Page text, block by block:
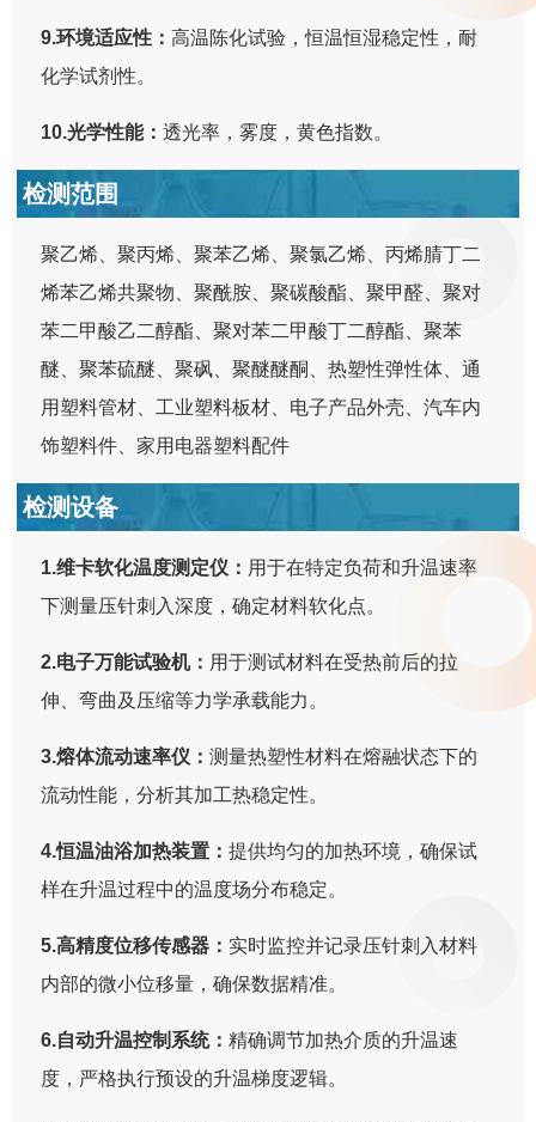
9.环境适应性：高温陈化试验，恒温恒湿稳定性，耐
化学试剂性。
10.光学性能：透光率，雾度，黄色指数。
检测范围
聚乙烯、聚丙烯、聚苯乙烯、聚氯乙烯、丙烯腈丁二
烯苯乙烯共聚物、聚酰胺、聚碳酸酯、聚甲醛、聚对
苯二甲酸乙二醇酯、聚对苯二甲酸丁二醇酯、聚苯
醚、聚苯硫醚、聚砜、聚醚醚酮、热塑性弹性体、通
用塑料管材、工业塑料板材、电子产品外壳、汽车内
饰塑料件、家用电器塑料配件
检测设备
1.维卡软化温度测定仪： 用于在特定负荷和升温速率
下测量压针刺入深度，确定材料软化点。
2.电子万能试验机： 用于测试材料在受热前后的拉
伸、弯曲及压缩等力学承载能力。
3.熔体流动速率仪：测量热塑性材料在熔融状态下的
流动性能，分析其加工热稳定性。
4.恒温油浴加热装置：提供均匀的加热环境，确保试
样在升温过程中的温度场分布稳定。
5.高精度位移传感器： 实时监控并记录压针刺入材料
内部的微小位移量，确保数据精准。
6.自动升温控制系统：精确调节加热介质的升温速
度，严格执行预设的升温梯度逻辑。